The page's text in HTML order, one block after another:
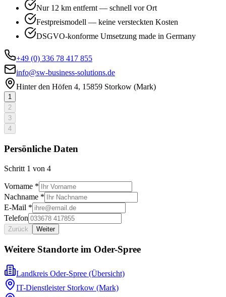
Nur 12 km entfernt — schnell vor Ort
Festpreismodell — keine versteckten Kosten
DSGVO-konforme Umsetzung made in Germany
+49 (0) 336 78 417 855
info@sw-business-solutions.de
Hinter den Höfen 4, 15859 Storkow (Mark)
1
2
3
4
Persönliche Daten
Schritt 1 von 4
Vorname *
Nachname *
E-Mail *
Telefon
Zurück Weiter
Weitere Standorte im Oder-Spree
Landkreis Oder-Spree (Übersicht)
IT-Dienstleister Storkow (Mark)